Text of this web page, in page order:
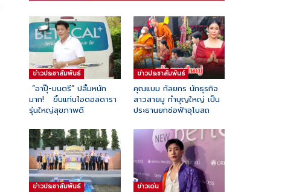
ข่าวประชาสัมพันธ์
“อาปุ๊-มนตรี” ปลื้มหนัก
มาก! ขึ้นแท่นไอดอลดารา
รุ่นใหญ่สุขภาพดี
ข่าวประชาสัมพันธ์
คุณแบม กัลยกร นักธุรกิจ
สาวสายมู ทำบุญใหญ่ เป็น
ประธานยกช่อฟ้าอุโบสถ
ข่าวประชาสัมพันธ์ ข่าวเด่น